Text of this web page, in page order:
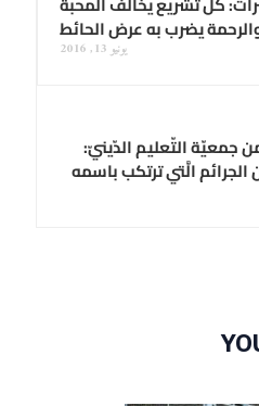
يضرب به عرض الحائط
يونيو 13, 2016
جمعيّة التّعليم الدّينيّ:
الَّتي ترتكب باسمه